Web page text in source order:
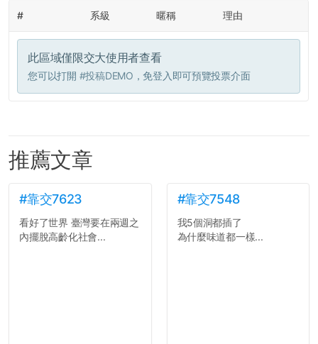
# 系級 暱稱 理由
此區域僅限交大使用者查看
您可以打開 #投稿DEMO ，免登入即可預覽投票介面
推薦文章
#靠交7623
看好了世界 臺灣要在兩週之
內擺脫高齡化社會...
#靠交7548
我5個洞都插了
為什麼味道都一樣...